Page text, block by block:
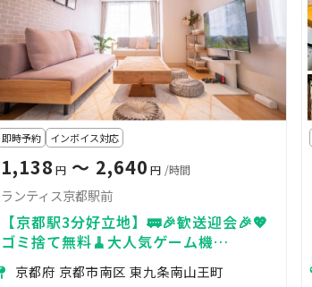
即時予約 インボイス対応
1,138 円 〜 2,640 円 /時間
ランティス京都駅前
【京都駅3分好立地】🚃🎉歓送迎会🎉💖
ゴミ捨て無料🧹大人気ゲーム機
🎮/BRUNO♡女子会/ママ会/推し活✊撮
影📸京都府 京都市南区 東九条南山王町